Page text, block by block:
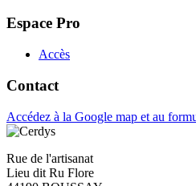
Espace Pro
Accès
Contact
Accédez à la Google map et au
Rue de l'artisanat
Lieu dit Ru Flore